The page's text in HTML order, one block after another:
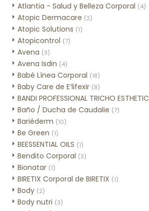
Atlantia - Salud y Belleza Corporal (4)
Atopic Dermacare (2)
Atopic Solutions (1)
Atopicontrol (7)
Avena (3)
Avena Isdin (4)
Babé Línea Corporal (18)
Baby Care de E’lifexir (8)
BANDI PROFESSIONAL TRICHO ESTHETIC
Baño / Ducha de Caudalie (7)
Bariéderm (10)
Be Green (1)
BEESSENTIAL OILS (1)
Bendito Corporal (3)
Bionatar (1)
BIRETIX Corporal de BIRETIX (1)
Body (2)
Body nutri (3)